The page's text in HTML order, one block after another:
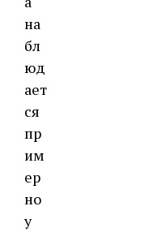
на
бл
юд
ает
ся
пр
им
ер
но
у